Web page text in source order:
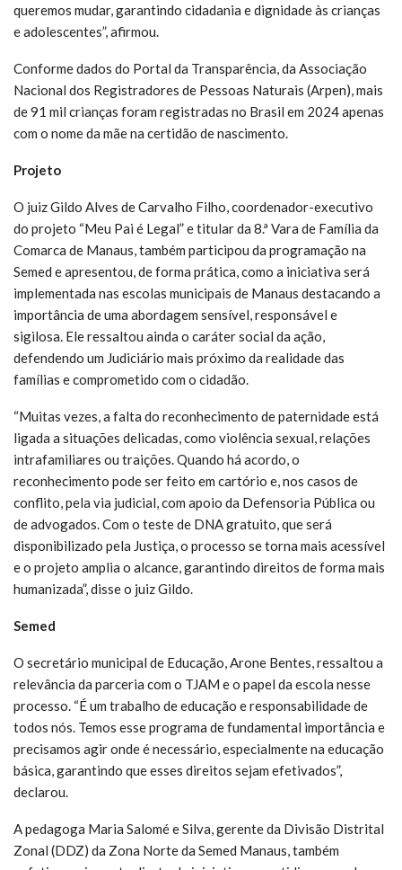
queremos mudar, garantindo cidadania e dignidade às crianças
e adolescentes”, afirmou.
Conforme dados do Portal da Transparência, da Associação
Nacional dos Registradores de Pessoas Naturais (Arpen), mais
de 91 mil crianças foram registradas no Brasil em 2024 apenas
com o nome da mãe na certidão de nascimento.
Projeto
O juiz Gildo Alves de Carvalho Filho, coordenador-executivo
do projeto “Meu Pai é Legal” e titular da 8.ª Vara de Família da
Comarca de Manaus, também participou da programação na
Semed e apresentou, de forma prática, como a iniciativa será
implementada nas escolas municipais de Manaus destacando a
importância de uma abordagem sensível, responsável e
sigilosa. Ele ressaltou ainda o caráter social da ação,
defendendo um Judiciário mais próximo da realidade das
famílias e comprometido com o cidadão.
“Muitas vezes, a falta do reconhecimento de paternidade está
ligada a situações delicadas, como violência sexual, relações
intrafamiliares ou traições. Quando há acordo, o
reconhecimento pode ser feito em cartório e, nos casos de
conflito, pela via judicial, com apoio da Defensoria Pública ou
de advogados. Com o teste de DNA gratuito, que será
disponibilizado pela Justiça, o processo se torna mais acessível
e o projeto amplia o alcance, garantindo direitos de forma mais
humanizada”, disse o juiz Gildo.
Semed
O secretário municipal de Educação, Arone Bentes, ressaltou a
relevância da parceria com o TJAM e o papel da escola nesse
processo. “É um trabalho de educação e responsabilidade de
todos nós. Temos esse programa de fundamental importância e
precisamos agir onde é necessário, especialmente na educação
básica, garantindo que esses direitos sejam efetivados”,
declarou.
A pedagoga Maria Salomé e Silva, gerente da Divisão Distrital
Zonal (DDZ) da Zona Norte da Semed Manaus, também